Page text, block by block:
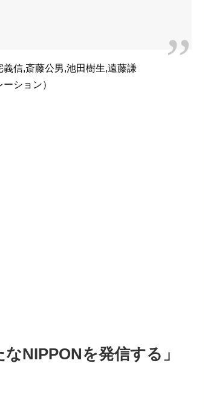
義信,斎藤公男,池田樹生,遠藤謙
ーション）
NIPPONを発信する」